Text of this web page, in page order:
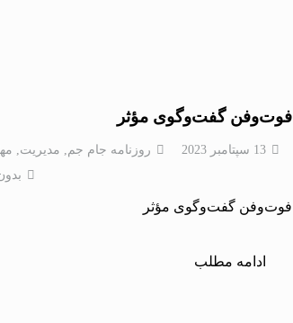
فوت‌وفن گفت‌وگوی مؤثر
13 سپتامبر 2023 روزنامه جام جم مدیریت
فوت‌وفن گفت‌وگوی مؤثر
ادامه مطلب